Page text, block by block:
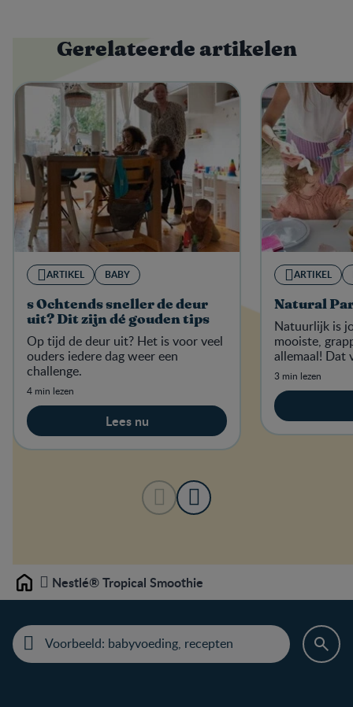
Gerelateerde artikelen
ARTIKEL BABY
s Ochtends sneller de deur
uit? Dit zijn dé gouden tips
Op tijd de deur uit? Het is voor veel
ouders iedere dag weer een
challenge.
4 min lezen
Lees nu
ARTIKEL
Natural
Natuurlijk is
mooiste,
allemaal! Dat
3 min lezen
Home Nestlé® Tropical Smoothie